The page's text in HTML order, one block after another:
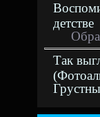
детстве
Так